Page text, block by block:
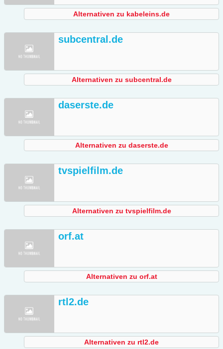
Alternativen zu kabeleins.de
subcentral.de
Alternativen zu subcentral.de
daserste.de
Alternativen zu daserste.de
tvspielfilm.de
Alternativen zu tvspielfilm.de
orf.at
Alternativen zu orf.at
rtl2.de
Alternativen zu rtl2.de